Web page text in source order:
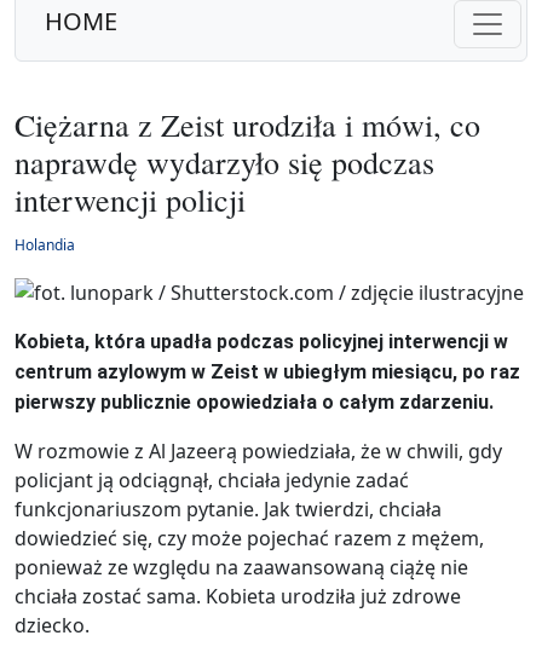
HOME
Ciężarna z Zeist urodziła i mówi, co
naprawdę wydarzyło się podczas
interwencji policji
Holandia
Kobieta, która upadła podczas policyjnej interwencji w
centrum azylowym w Zeist w ubiegłym miesiącu, po raz
pierwszy publicznie opowiedziała o całym zdarzeniu.
W rozmowie z Al Jazeerą powiedziała, że w chwili, gdy
policjant ją odciągnął, chciała jedynie zadać
funkcjonariuszom pytanie. Jak twierdzi, chciała
dowiedzieć się, czy może pojechać razem z mężem,
ponieważ ze względu na zaawansowaną ciążę nie
chciała zostać sama. Kobieta urodziła już zdrowe
dziecko.